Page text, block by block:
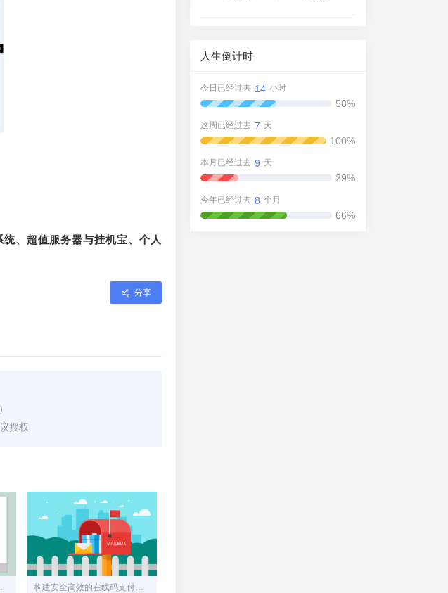
、超值服务器与挂机宝、个人
分享
授权
解决方案 构建安全高效的在线码支付平台：从零到一的技术指南
人生倒计时
今日已经过去 14 小时
58%
这周已经过去 7 天
100%
本月已经过去 9 天
29%
今年已经过去 8 个月
66%